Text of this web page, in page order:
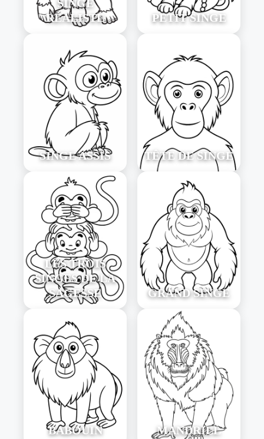
SINGE
RÉALISTE
PETIT SINGE
SINGE ASSIS TÊTE DE SINGE
LES TROIS
SINGES DE LA
SAGESSE
GRAND SINGE
BABOUIN MANDRILL